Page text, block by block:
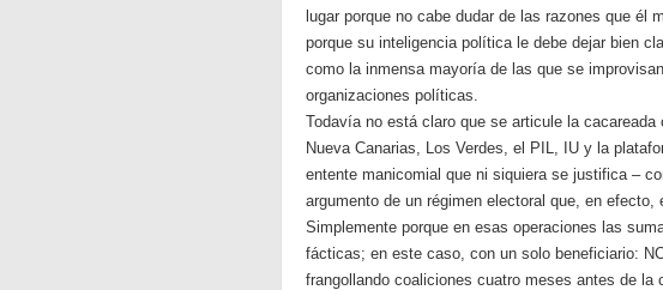
lugar porque no cabe dudar de las razones que él
porque su inteligencia política le debe dejar bien
como la inmensa mayoría de las que se
organizaciones políticas.
Todavía no está claro que se articule la
Nueva Canarias, Los Verdes, el PIL, IU y la
entente manicomial que ni siquiera se justifica –
argumento de un régimen electoral que, en
Simplemente porque en esas operaciones las
fácticas; en este caso, con un solo beneficiario:
frangollando coaliciones cuatro meses antes de